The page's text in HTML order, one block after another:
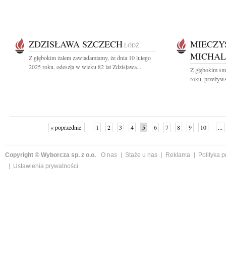
ZDZISŁAWA SZCZECH ŁÓDŹ
Z głębokim żalem zawiadamiamy, że dnia 10 lutego
2025 roku, odeszła w wieku 82 lat Zdzisława...
Z głębokim
roku,
« poprzednie 1 2 3 4 5 6 7 8 9 10 ...
Copyright © Wyborcza sp. z o.o. O nas Staże u nas Reklama
Polityka
Ustawienia prywatności